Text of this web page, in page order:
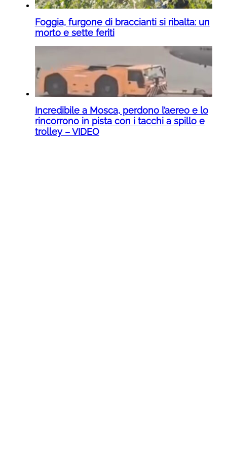
Foggia, furgone di braccianti si ribalta: un
morto e sette feriti
Incredibile a Mosca, perdono l’aereo e lo
rincorrono in pista con i tacchi a spillo e
trolley – VIDEO